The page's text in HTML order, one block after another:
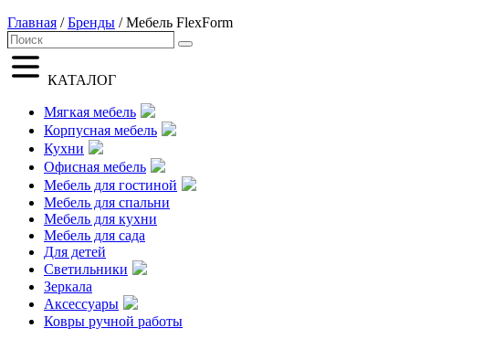
Главная /Бренды / Мебель FlexForm
Search
for:
Search
КАТАЛОГ
Мягкая мебель
Корпусная мебель
Кухни
Офисная мебель
Мебель для гостиной
Мебель для спальни
Мебель для кухни
Мебель для сада
Для детей
Светильники
Зеркала
Аксессуары
Ковры ручной работы